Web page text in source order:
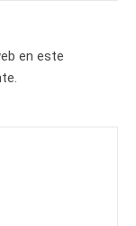
en este